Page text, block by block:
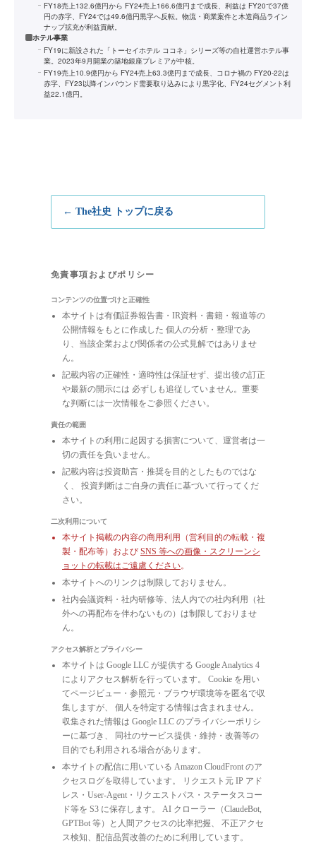
FY18売上132.6億円から FY24売上166.6億円まで成長、利益は FY20で37億
円の赤字、FY24では49.6億円黒字へ反転。物流・商業案件と木造商品ライン
ナップ拡充が利益貢献。
ホテル事業
FY19に新設された「トーセイホテル ココネ」シリーズ等の自社運営ホテル事
業。2023年9月開業の築地銀座プレミアが中核。
FY19売上10.9億円から FY24売上63.3億円まで成長、コロナ禍の FY20-22は
赤字、FY23以降インバウンド需要取り込みにより黒字化、FY24セグメント利
益22.1億円。
← The社史 トップに戻る
免責事項およびポリシー
コンテンツの位置づけと正確性
本サイトは有価証券報告書・IR資料・書籍・報道等の
公開情報をもとに作成した 個人の分析・整理であ
り、当該企業および関係者の公式見解ではありませ
ん。
記載内容の正確性・適時性は保証せず、提出後の訂正
や最新の開示には 必ずしも追従していません。重要
な判断には一次情報をご参照ください。
責任の範囲
本サイトの利用に起因する損害について、運営者は一
切の責任を負いません。
記載内容は投資助言・推奨を目的としたものではな
く、 投資判断はご自身の責任に基づいて行ってくだ
さい。
二次利用について
本サイト掲載の内容の商用利用（営利目的の転載・複
製・配布等）および SNS 等への画像・スクリーンシ
ョットの転載はご遠慮ください。
本サイトへのリンクは制限しておりません。
社内会議資料・社内研修等、法人内での社内利用（社
外への再配布を伴わないもの）は制限しておりませ
ん。
アクセス解析とプライバシー
本サイトは Google LLC が提供する Google Analytics 4
によりアクセス解析を行っています。 Cookie を用い
てページビュー・参照元・ブラウザ環境等を匿名で収
集しますが、 個人を特定する情報は含まれません。
収集された情報は Google LLC のプライバシーポリシ
ーに基づき、 同社のサービス提供・維持・改善等の
目的でも利用される場合があります。
本サイトの配信に用いている Amazon CloudFront のア
クセスログを取得しています。 リクエスト元 IP アド
レス・User-Agent・リクエストパス・ステータスコー
ド等を S3 に保存します。 AI クローラー（ClaudeBot,
GPTBot 等）と人間アクセスの比率把握、 不正アクセ
ス検知、配信品質改善のために利用しています。